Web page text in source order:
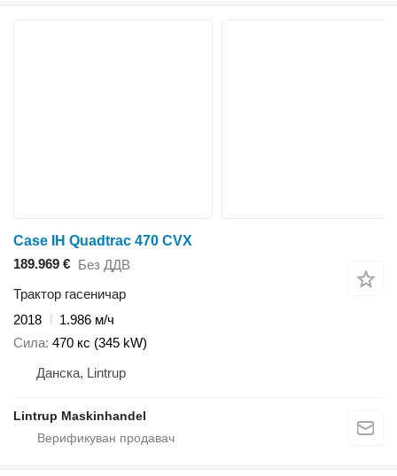
Case IH Quadtrac 470 CVX
189.969 € Без ДДВ
Трактор гасеничар
2018
1.986 м/ч
Сила 470 кс (345 kW)
Данска, Lintrup
Lintrup Maskinhandel